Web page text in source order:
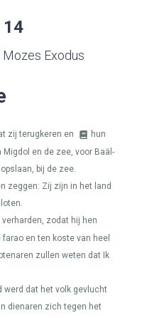
14
Exodus
zij terugkeren en
hun
en de zee, voor Baäl-
bij de zee.
zeggen: Zij zijn in het land
zodat hij hen
en ten koste van heel
zullen weten dat Ik
werd dat het volk gevlucht
dienaren zich tegen het